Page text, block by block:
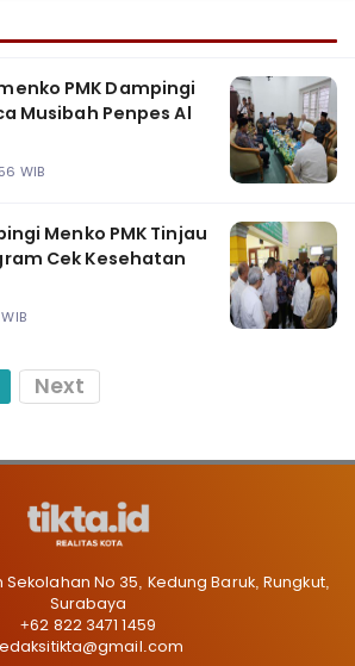
PMK Dampingi
Musibah Penpes Al
WIB
Menko PMK Tinjau
Cek Kesehatan
Next
No 35, Kedung Baruk, Rungkut,
Surabaya
+62 822 3471 1459